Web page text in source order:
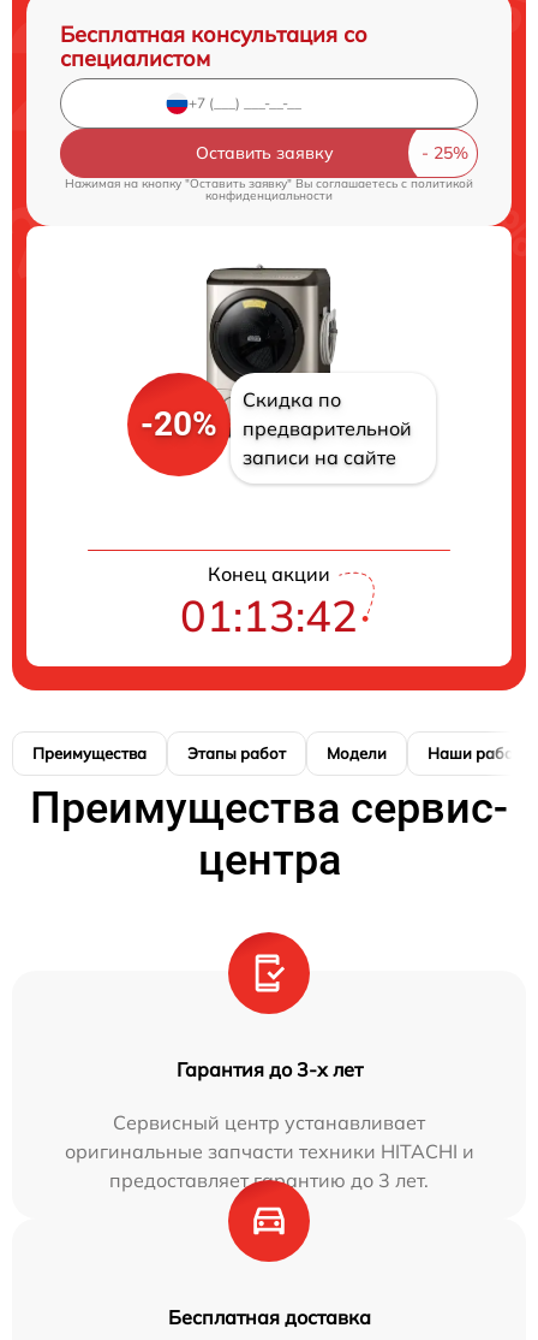
Бесплатная консультация со
специалистом
Оставить заявку
Нажимая на кнопку "Оставить заявку" Вы соглашаетесь cполитикой
конфиденциальности
-20%
Скидка по
предварительной
записи на сайте
Конец акции
01:13:41
Преимущества Этапы работ Модели Наши работы
Преимущества сервис-
центра
Гарантия до 3-х лет
Сервисный центр устанавливает
оригинальные запчасти техники HITACHI и
предоставляет гарантию до 3 лет.
Бесплатная доставка